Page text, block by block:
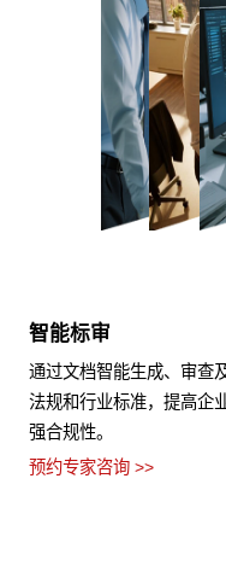
智能标审
通过文档智能生成、审查
法规和行业标准，提高企
强合规性。
预约专家咨询 >>